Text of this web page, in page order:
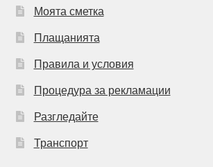
Моята сметка
Плащанията
Правила и условия
Процедура за рекламации
Разгледайте
Транспорт